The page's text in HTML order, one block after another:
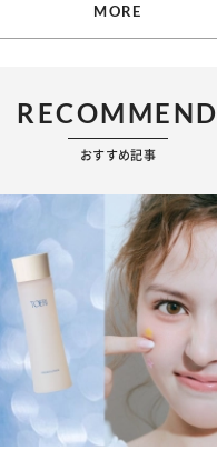
MORE
RECOMMEND
おすすめ記事